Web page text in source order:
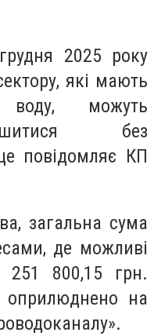
2025 року
які мають
воду, можуть
без
повідомляє КП
загальна сума
де можливі
251 800,15 грн.
оприлюднено на